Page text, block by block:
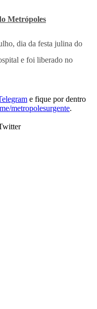
Metrópoles
dia da festa julina do
e foi liberado no
e fique por dentro
metropolesurgente.